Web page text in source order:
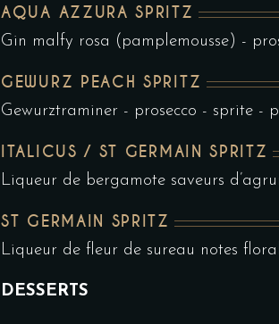
AQUA AZZURA SPRITZ
Gin malfy rosa (pamplemousse) -
GEWURZ PEACH SPRITZ
Gewurztraminer - prosecco - sprite -
ITALICUS / ST GERMAIN SPRITZ
Liqueur de bergamote saveurs
ST GERMAIN SPRITZ
Liqueur de fleur de sureau notes
DESSERTS